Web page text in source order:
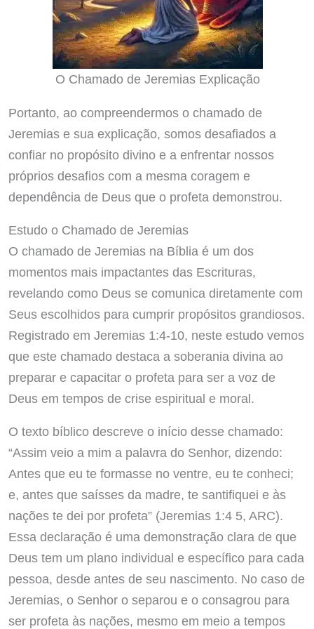
O Chamado de Jeremias Explicação
Portanto, ao compreendermos o chamado de
Jeremias e sua explicação, somos desafiados a
confiar no propósito divino e a enfrentar nossos
próprios desafios com a mesma coragem e
dependência de Deus que o profeta demonstrou.
Estudo o Chamado de Jeremias
O chamado de Jeremias na Bíblia é um dos
momentos mais impactantes das Escrituras,
revelando como Deus se comunica diretamente com
Seus escolhidos para cumprir propósitos grandiosos.
Registrado em Jeremias 1:4-10, neste estudo vemos
que este chamado destaca a soberania divina ao
preparar e capacitar o profeta para ser a voz de
Deus em tempos de crise espiritual e moral.
O texto bíblico descreve o início desse chamado:
“Assim veio a mim a palavra do Senhor, dizendo:
Antes que eu te formasse no ventre, eu te conheci;
e, antes que saísses da madre, te santifiquei e às
nações te dei por profeta” (Jeremias 1:4 5, ARC).
Essa declaração é uma demonstração clara de que
Deus tem um plano individual e específico para cada
pessoa, desde antes de seu nascimento. No caso de
Jeremias, o Senhor o separou e o consagrou para
ser profeta às nações, mesmo em meio a tempos